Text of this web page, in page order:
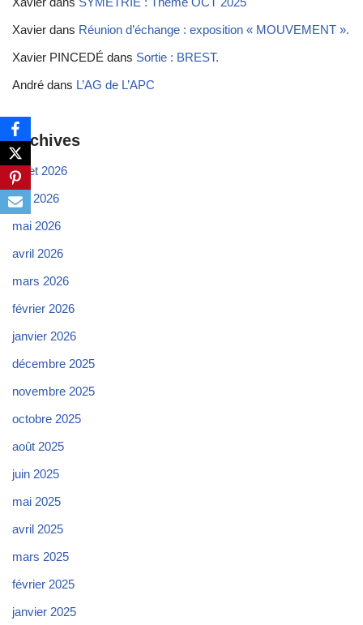
Xavier dans Réunion d’échange : exposition « MOUVEMENT ».
Xavier PINCEDÉ dans Sortie : BREST.
André dans L’AG de L’APC
Archives
juillet 2026
juin 2026
mai 2026
avril 2026
mars 2026
février 2026
janvier 2026
décembre 2025
novembre 2025
octobre 2025
août 2025
juin 2025
mai 2025
avril 2025
mars 2025
février 2025
janvier 2025